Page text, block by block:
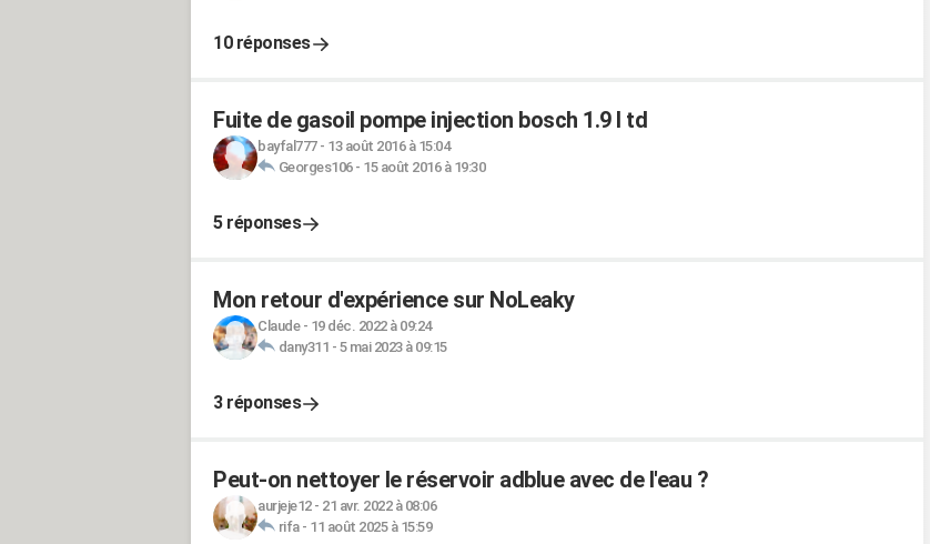
10 réponses
Fuite de gasoil pompe injection bosch 1.9 l td
bayfal777- 13 août 2016 à 15:04
Georges106- 15 août 2016 à 19:30
5 réponses
Mon retour d'expérience sur NoLeaky
Claude- 19 déc. 2022 à 09:24
dany311 - 5 mai 2023 à 09:15
3 réponses
Peut-on nettoyer le réservoir adblue avec de l'eau ?
aurjeje12- 21 avr. 2022 à 08:06
rifa- 11 août 2025 à 15:59